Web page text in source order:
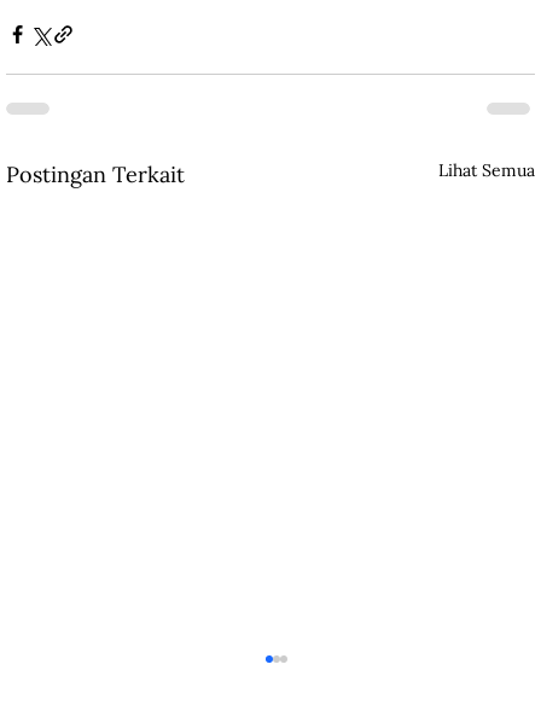
Postingan Terkait Lihat Semua